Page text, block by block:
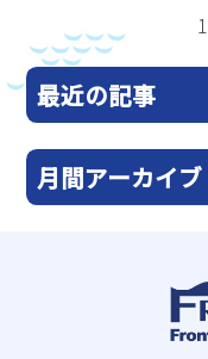
1
最近の記事
月間アーカイブ